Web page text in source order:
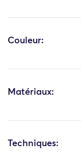
Couleur:
Matériaux:
Techniques: